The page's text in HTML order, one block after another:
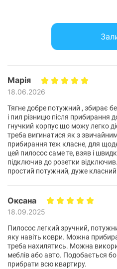
Тип ручки: складається
Фізичні характеристики
Вага:
3.2 кг
Колір:
чорний / синій
Комплектація
Входить до
комплекту
турбощітка з
для меблів, 2
мікрофібра для
Характеристики та комплектація
виробником без повідомлення.
Унікальні
прориву в
Технологія Flex
задоволення, даючи змогу
місцях і під меблями, не
дисплеєм Smart Control Ви
Марія
18.06.2026
Тягне добре потужний , збирає
і пил різницю після
гнучкий корпус що можу легко
треба вигинатися як з
прибирання теж класне, для
цей пилосос саме те, взяв і
підключив до розетки
простий потужний, дуже
Оксана
18.09.2025
Пилосос легкий зручний,
яку навіть коври. Можна
треба нахилятись. Можна
меблів або авто. Подобається
прибрати всю квартиру.